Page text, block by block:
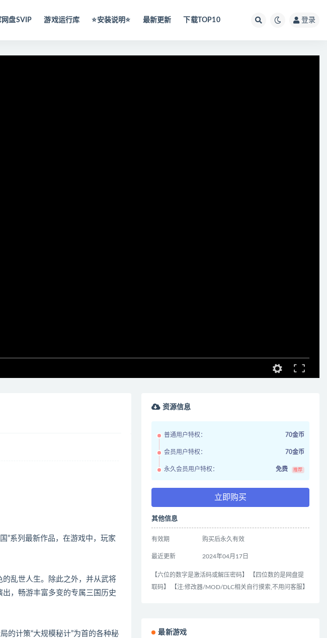
网盘SVIP 游戏运行库 ⭐️安装说明⭐️ 最新更新 下载TOP10 登录
”系列最新作品，在游戏中，玩家
乱世人生。除此之外，并从武将
，畅游丰富多变的专属三国历史
的计策“大规模秘计”为首的各种秘
资源信息
普通用户特权： 70金币
会员用户特权： 70金币
永久会员用户特权： 免费 推荐
立即购买
其他信息
有效期 购买后永久有效
最近更新 2024年04月17日
【六位的数字是激活码或解压密码】 【四位数的是网盘提
取码】 【注:修改器/MOD/DLC相关自行摸索,不用问客服】
最新游戏